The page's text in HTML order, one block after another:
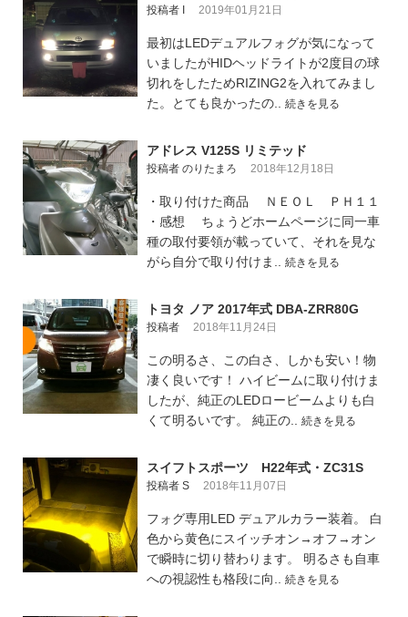
投稿者 I 2019年01月21日
最初はLEDデュアルフォグが気になって
いましたがHIDヘッドライトが2度目の球
切れをしたためRIZING2を入れてみまし
た。とても良かったの.. 続きを見る
アドレス V125S リミテッド
投稿者 のりたまろ 2018年12月18日
・取り付けた商品 ＮＥＯＬ ＰＨ１１
・感想 ちょうどホームページに同一車
種の取付要領が載っていて、それを見な
がら自分で取り付けま.. 続きを見る
トヨタ ノア 2017年式 DBA-ZRR80G
投稿者 2018年11月24日
この明るさ、この白さ、しかも安い！物
凄く良いです！ ハイビームに取り付けま
したが、純正のLEDロービームよりも白
くて明るいです。 純正の.. 続きを見る
スイフトスポーツ H22年式・ZC31S
投稿者 S 2018年11月07日
フォグ専用LED デュアルカラー装着。 白
色から黄色にスイッチオン→オフ→オン
で瞬時に切り替わります。 明るさも自車
への視認性も格段に向.. 続きを見る